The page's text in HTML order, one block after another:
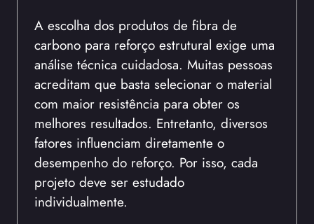
A escolha dos produtos de fibra de
carbono para reforço estrutural exige uma
análise técnica cuidadosa. Muitas pessoas
acreditam que basta selecionar o material
com maior resistência para obter os
melhores resultados. Entretanto, diversos
fatores influenciam diretamente o
desempenho do reforço. Por isso, cada
projeto deve ser estudado
individualmente.